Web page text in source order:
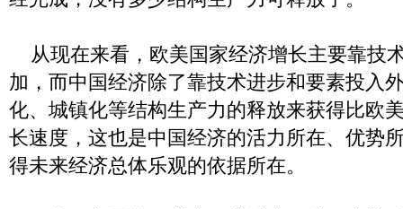
从现在来看，欧美国家经济增长主要靠技
加，而中国经济除了靠技术进步和要素投入
化、城镇化等结构生产力的释放来获得比欧
长速度，这也是中国经济的活力所在、优势
得未来经济总体乐观的依据所在。